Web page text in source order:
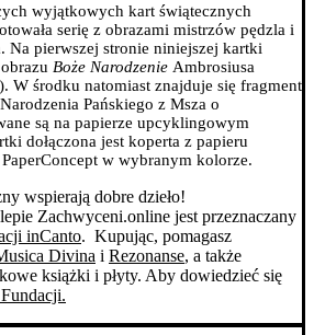
wyjątkowych kart świątecznych
serię z obrazami mistrzów pędzla i
Na pierwszej stronie niniejszej kartki
Boże Narodzenie Ambrosiusa
W środku natomiast znajduje się fragment
Pańskiego z Msza o
są na papierze upcyklingowym
dołączona jest koperta z papieru
w wybranym kolorze.
wspierają dobre dzieło!
Zachwyceni.online jest przeznaczany
inCanto. Kupując, pomagasz
Divina i Rezonanse, a także
książki i płyty. Aby dowiedzieć się
Fundacji.